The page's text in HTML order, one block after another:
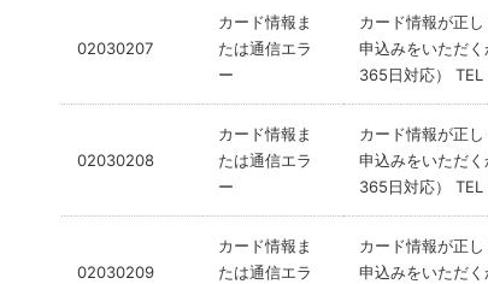
02030207
カード情報ま
たは通信エラ
ー
カード情報が正
申込みをいただ
365日対応）
02030208
カード情報ま
たは通信エラ
ー
カード情報が正
申込みをいただ
365日対応）
02030209
カード情報ま
たは通信エラ
カード情報が正
申込みをいただ